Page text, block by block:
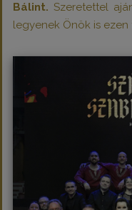
Bálint. Szeretettel
legyenek Önök is ezen